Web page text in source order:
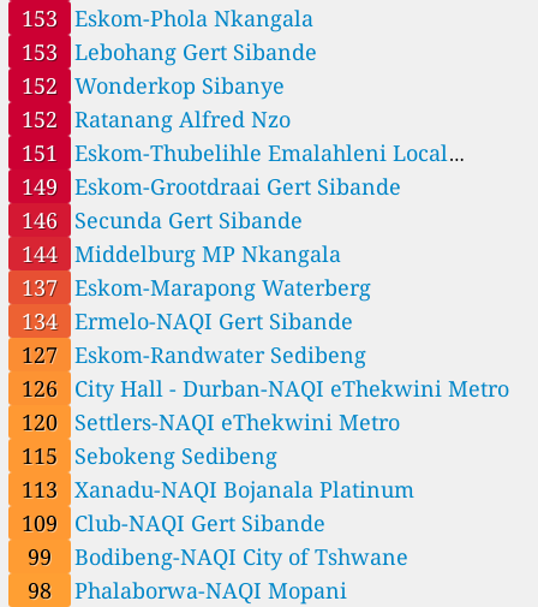
--
Karoo-NAQI, Namakwa, South Africa
Khuma, Dr Kenneth Kaunda, South Africa
161 Kliprivier, City of Johannesburg, South Africa
153 Lebohang, Gert Sibande, South Africa
--
Lephalale-NAQI, Waterberg, South Africa
--
Lichtenburg, Ngaka Modiri Molema, South Africa
Luka, Alfred Nzo, South Africa
--
Mafikeng-NAQI, Ngaka Modiri Molema, South Africa
--
Maitland, None, South Africa
--
Mamelodi, City of Tshwane, South Africa
144 Middelburg MP, Nkangala, South Africa
73 Middelburg SAWS-NAQI, Nkangala, South Africa
56 Mokopane, Waterberg, South Africa
--
New Germany, eThekwini Metro, South Africa
53 North Farm, Polokwane, South Africa
190
North West University Vaal campus, Sedibeng, South Africa
--
Olievenhoutbosch-NAQI, City of Tshwane, South Africa
190 Olifantsfontein-NAQI, City of Ekurhuleni, South Africa
--
Orange Farm, City of Johannesburg, South Africa
98 Phalaborwa-NAQI, Mopani, South Africa
Phokeng, Bojanala Platinum, South Africa
Pietermaritzburg Airport - ORIBI, uMgungundlovu, South Africa
152 Ratanang, Alfred Nzo, South Africa
153
Eskom-Phola Nkangala
153
Lebohang Gert Sibande
152
Wonderkop Sibanye
152
Ratanang Alfred Nzo
151
Eskom-Thubelihle Emalahleni Local
Municipality
149
Eskom-Grootdraai Gert Sibande
146
Secunda Gert Sibande
144
Middelburg MP Nkangala
137
Eskom-Marapong Waterberg
134
Ermelo-NAQI Gert Sibande
127
Eskom-Randwater Sedibeng
126
City Hall - Durban-NAQI eThekwini Metro
120
Settlers-NAQI eThekwini Metro
115
Sebokeng Sedibeng
113
Xanadu-NAQI Bojanala Platinum
109
Club-NAQI Gert Sibande
99
Bodibeng-NAQI City of Tshwane
98
Phalaborwa-NAQI Mopani